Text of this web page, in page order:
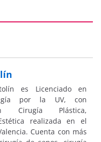
es Licenciado en
por la UV, con
Cirugía Plástica,
realizada en el
Cuenta con más